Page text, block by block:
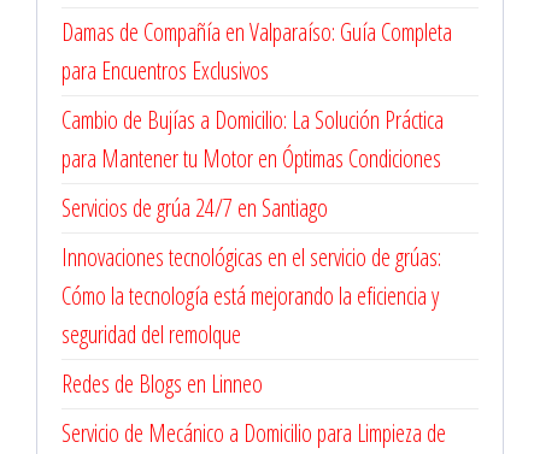
Damas de Compañía en Valparaíso: Guía Completa
para Encuentros Exclusivos
Cambio de Bujías a Domicilio: La Solución Práctica
para Mantener tu Motor en Óptimas Condiciones
Servicios de grúa 24/7 en Santiago
Innovaciones tecnológicas en el servicio de grúas:
Cómo la tecnología está mejorando la eficiencia y
seguridad del remolque
Redes de Blogs en Linneo
Servicio de Mecánico a Domicilio para Limpieza de